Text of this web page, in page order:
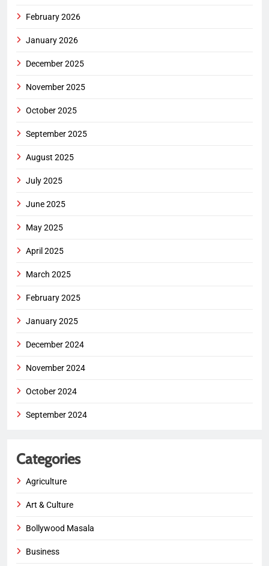
February 2026
January 2026
December 2025
November 2025
October 2025
September 2025
August 2025
July 2025
June 2025
May 2025
April 2025
March 2025
February 2025
January 2025
December 2024
November 2024
October 2024
September 2024
Categories
Agriculture
Art & Culture
Bollywood Masala
Business